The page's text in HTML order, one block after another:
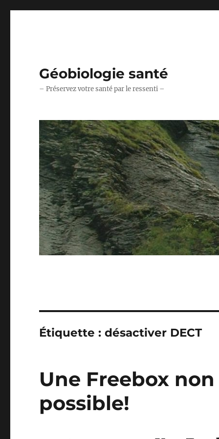
Géobiologie santé
– Préservez votre santé par le ressenti –
Étiquette :désactiver DECT
Une Freebox
possible!